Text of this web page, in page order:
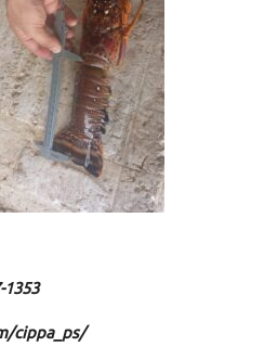
1353
cippa_ps/